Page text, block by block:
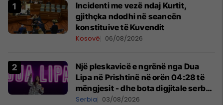
Incidenti me vezë ndaj Kurtit,
gjithçka ndodhi në seancën
konstituive të Kuvendit
Kosovë 06/08/2026
Një pleskavicë e ngrënë nga Dua
Lipa në Prishtinë në orën 04:28 të
mëngjesit - dhe bota digjitale serbe
shpall gjendjen e luftës
Serbia 03/08/2026